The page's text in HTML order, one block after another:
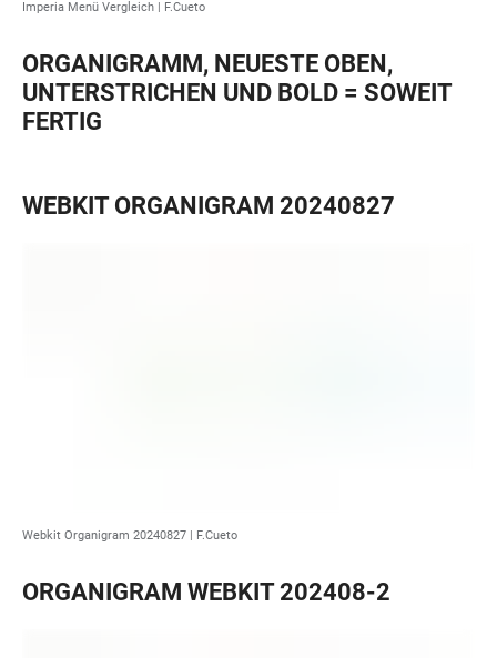
Imperia Menü Vergleich | F.Cueto
ORGANIGRAMM, NEUESTE OBEN,
UNTERSTRICHEN UND BOLD = SOWEIT
FERTIG
WEBKIT ORGANIGRAM 20240827
Webkit Organigram 20240827 | F.Cueto
ORGANIGRAM WEBKIT 202408-2